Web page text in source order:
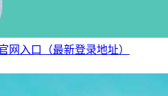
网入口（最新登录地址）